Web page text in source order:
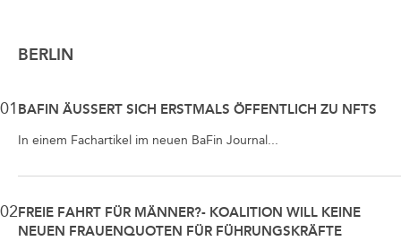
BERLIN
01 BAFIN ÄUSSERT SICH ERSTMALS ÖFFENTLICH ZU NFTS
In einem Fachartikel im neuen BaFin Journal...
02 FREIE FAHRT FÜR MÄNNER?- KOALITION WILL KEINE
NEUEN FRAUENQUOTEN FÜR FÜHRUNGSKRÄFTE